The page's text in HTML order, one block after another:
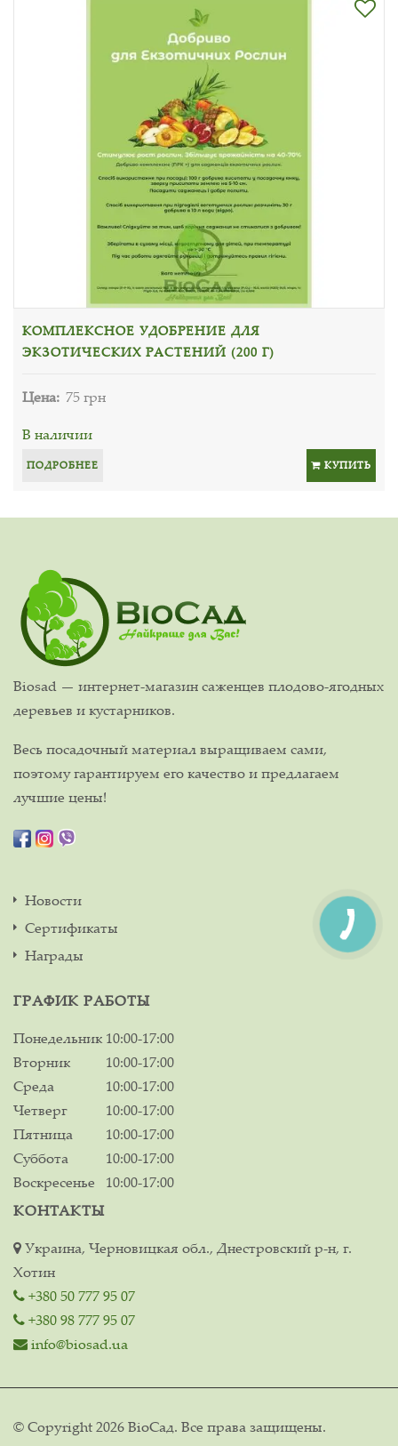
КОМПЛЕКСНОЕ УДОБРЕНИЕ ДЛЯ
ЭКЗОТИЧЕСКИХ РАСТЕНИЙ (200 Г)
Цена: 75 грн
В наличии
ПОДРОБНЕЕ КУПИТЬ
Biosad — интернет-магазин саженцев плодово-ягодных
деревьев и кустарников.
Весь посадочный материал выращиваем сами,
поэтому гарантируем его качество и предлагаем
лучшие цены!
Новости
Сертификаты
Награды
ГРАФИК РАБОТЫ
Понедельник 10:00-17:00
Вторник
10:00-17:00
Среда
10:00-17:00
Четверг
10:00-17:00
Пятница
10:00-17:00
Суббота
10:00-17:00
Воскресенье
10:00-17:00
КОНТАКТЫ
Украина, Черновицкая обл., Днестровский р-н, г.
Хотин
+380 50 777 95 07
+380 98 777 95 07
info@biosad.ua
© Copyright 2026 ВіоСад. Все права защищены.